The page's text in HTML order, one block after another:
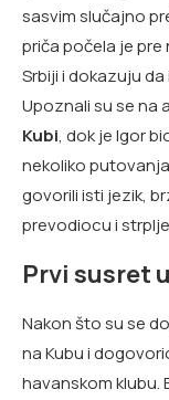
sasvim slučajno
priča počela je
Srbiji i dokazuju
Upoznali su se na
Kubi, dok je Igor
nekoliko
govorili isti jezik,
prevodiocu i
Prvi susret
Nakon što su se
na Kubu i
havanskom klubu.